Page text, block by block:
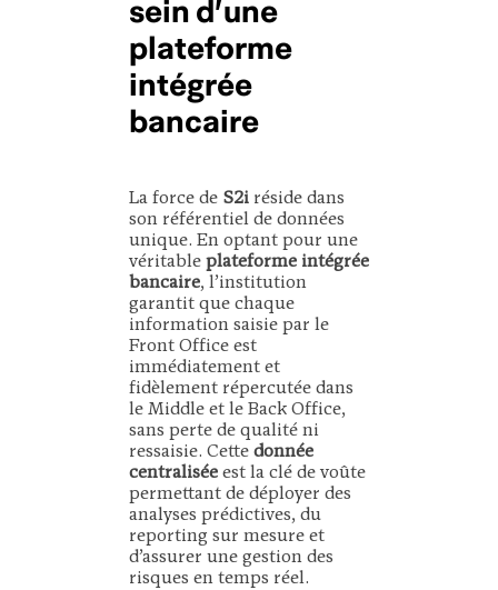
sein d’une
plateforme
intégrée
bancaire
La force de S2i réside dans
son référentiel de données
unique. En optant pour une
véritable plateforme intégrée
bancaire, l’institution
garantit que chaque
information saisie par le
Front Office est
immédiatement et
fidèlement répercutée dans
le Middle et le Back Office,
sans perte de qualité ni
ressaisie. Cette donnée
centralisée est la clé de voûte
permettant de déployer des
analyses prédictives, du
reporting sur mesure et
d’assurer une gestion des
risques en temps réel.